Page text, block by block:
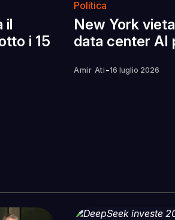
il
i 15
Politica
New York
data center AI
Amir Ati -16 luglio 2026